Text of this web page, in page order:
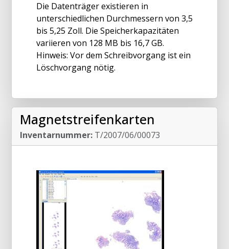
Die Datenträger existieren in
unterschiedlichen Durchmessern von 3,5
bis 5,25 Zoll. Die Speicherkapazitäten
variieren von 128 MB bis 16,7 GB.
Hinweis: Vor dem Schreibvorgang ist ein
Löschvorgang nötig.
Magnetstreifenkarten
Inventarnummer: T/2007/06/00073